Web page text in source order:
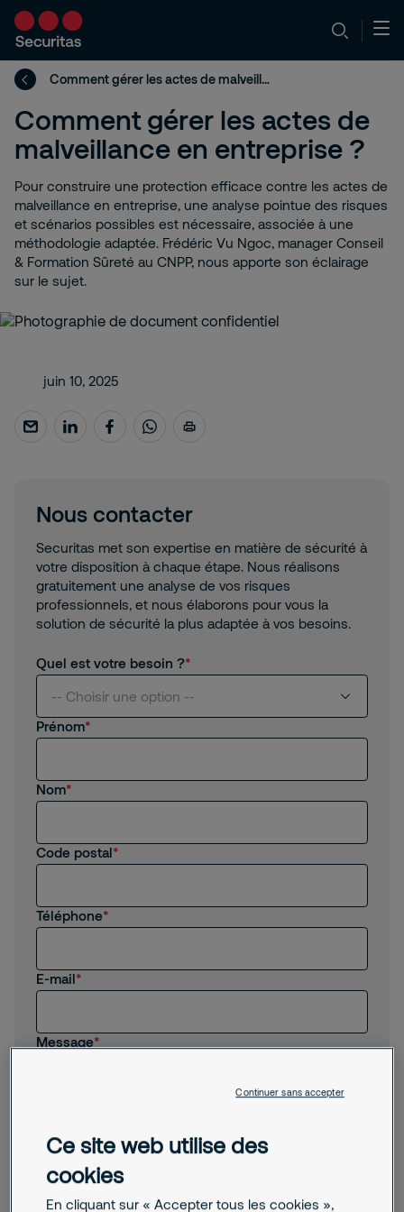
Comment gérer les actes de malveillance en entreprise ?
Comment gérer les actes de
malveillance en entreprise ?
Pour construire une protection efficace contre les actes de
malveillance en entreprise, une analyse pointue des risques
et scénarios possibles est nécessaire, associée à une
méthodologie adaptée. Frédéric Vu Ngoc, manager Conseil
& Formation Sûreté au CNPP, nous apporte son éclairage
sur le sujet.
juin 10, 2025
Nous contacter
Securitas met son expertise en matière de sécurité à
votre disposition à chaque étape. Nous réalisons
gratuitement une analyse de vos risques
professionnels, et nous élaborons pour vous la
solution de sécurité la plus adaptée à vos besoins.
Quel est votre besoin ?
-- Choisir une option --
Je suis client(e) de Securitas
Prénom
Nom
Code postal
Téléphone
E-mail
Message
J'accepte que Securitas m'envoie des actualités,
Ce site web utilise des
cookies
En cliquant sur « Accepter tous les cookies »,
Continuer sans accepter